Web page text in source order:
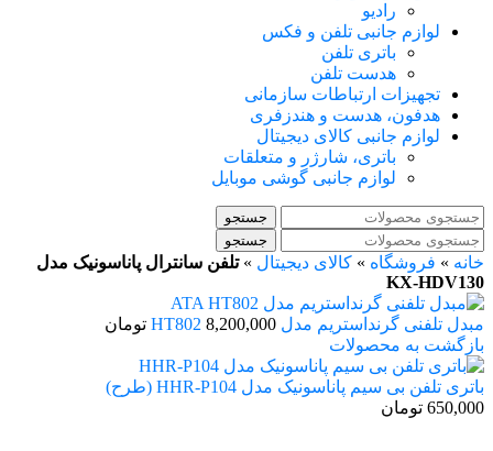
رادیو
لوازم جانبی تلفن و فکس
باتری تلفن
هدست تلفن
تجهیزات ارتباطات سازمانی
هدفون، هدست و هندزفری
لوازم جانبی کالای دیجیتال
باتری، شارژر و متعلقات
لوازم جانبی گوشی موبایل
جستجو
جستجو
خانه » فروشگاه » کالای دیجیتال »تلفن سانترال پاناسونیک مدل
KX-HDV130
مبدل تلفنی گرنداستریم مدل HT802 8,200,000
تومان
بازگشت به محصولات
باتری تلفن بی سیم پاناسونیک مدل HHR-P104 (طرح)
650,000 تومان